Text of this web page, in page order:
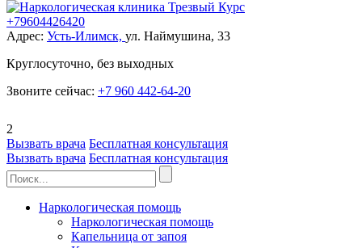
+79604426420
Адрес: Усть-Илимск, ул. Наймушина, 33
Круглосуточно, без выходных
Звоните сейчас: +7 960 442-64-20
2
Вызвать врача Бесплатная консультация
Вызвать врача Бесплатная консультация
Наркологическая помощь
Наркологическая помощь
Капельница от запоя